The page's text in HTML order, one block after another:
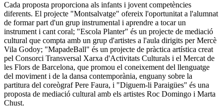
Cada proposta proporciona als infants i jovent competències
diferents. El projecte "Montsalvatge" ofereix l'oportunitat a l'alumnat
de formar part d'un grup instrumental i aprendre a tocar un
instrument i cant coral; "Escola Planter" és un projecte de mediació
cultural que compta amb un grup d'artistes a l'aula dirigits per Mercè
Vila Godoy; "MapadeBall" és un projecte de pràctica artística creat
pel Consorci Transversal Xarxa d'Activitats Culturals i el Mercat de
les Flors de Barcelona, que promou el coneixement del llenguatge
del moviment i de la dansa contemporània, enguany sobre la
partitura del coreògraf Pere Faura, i "Diguem-li Paraigües" és una
proposta de mediació cultural amb els artistes Roc Domingo i Marta
Chust.